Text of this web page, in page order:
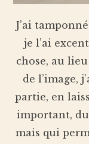
J’ai
je l’ai
chose, au
de l’image,
partie, en
important,
mais qui